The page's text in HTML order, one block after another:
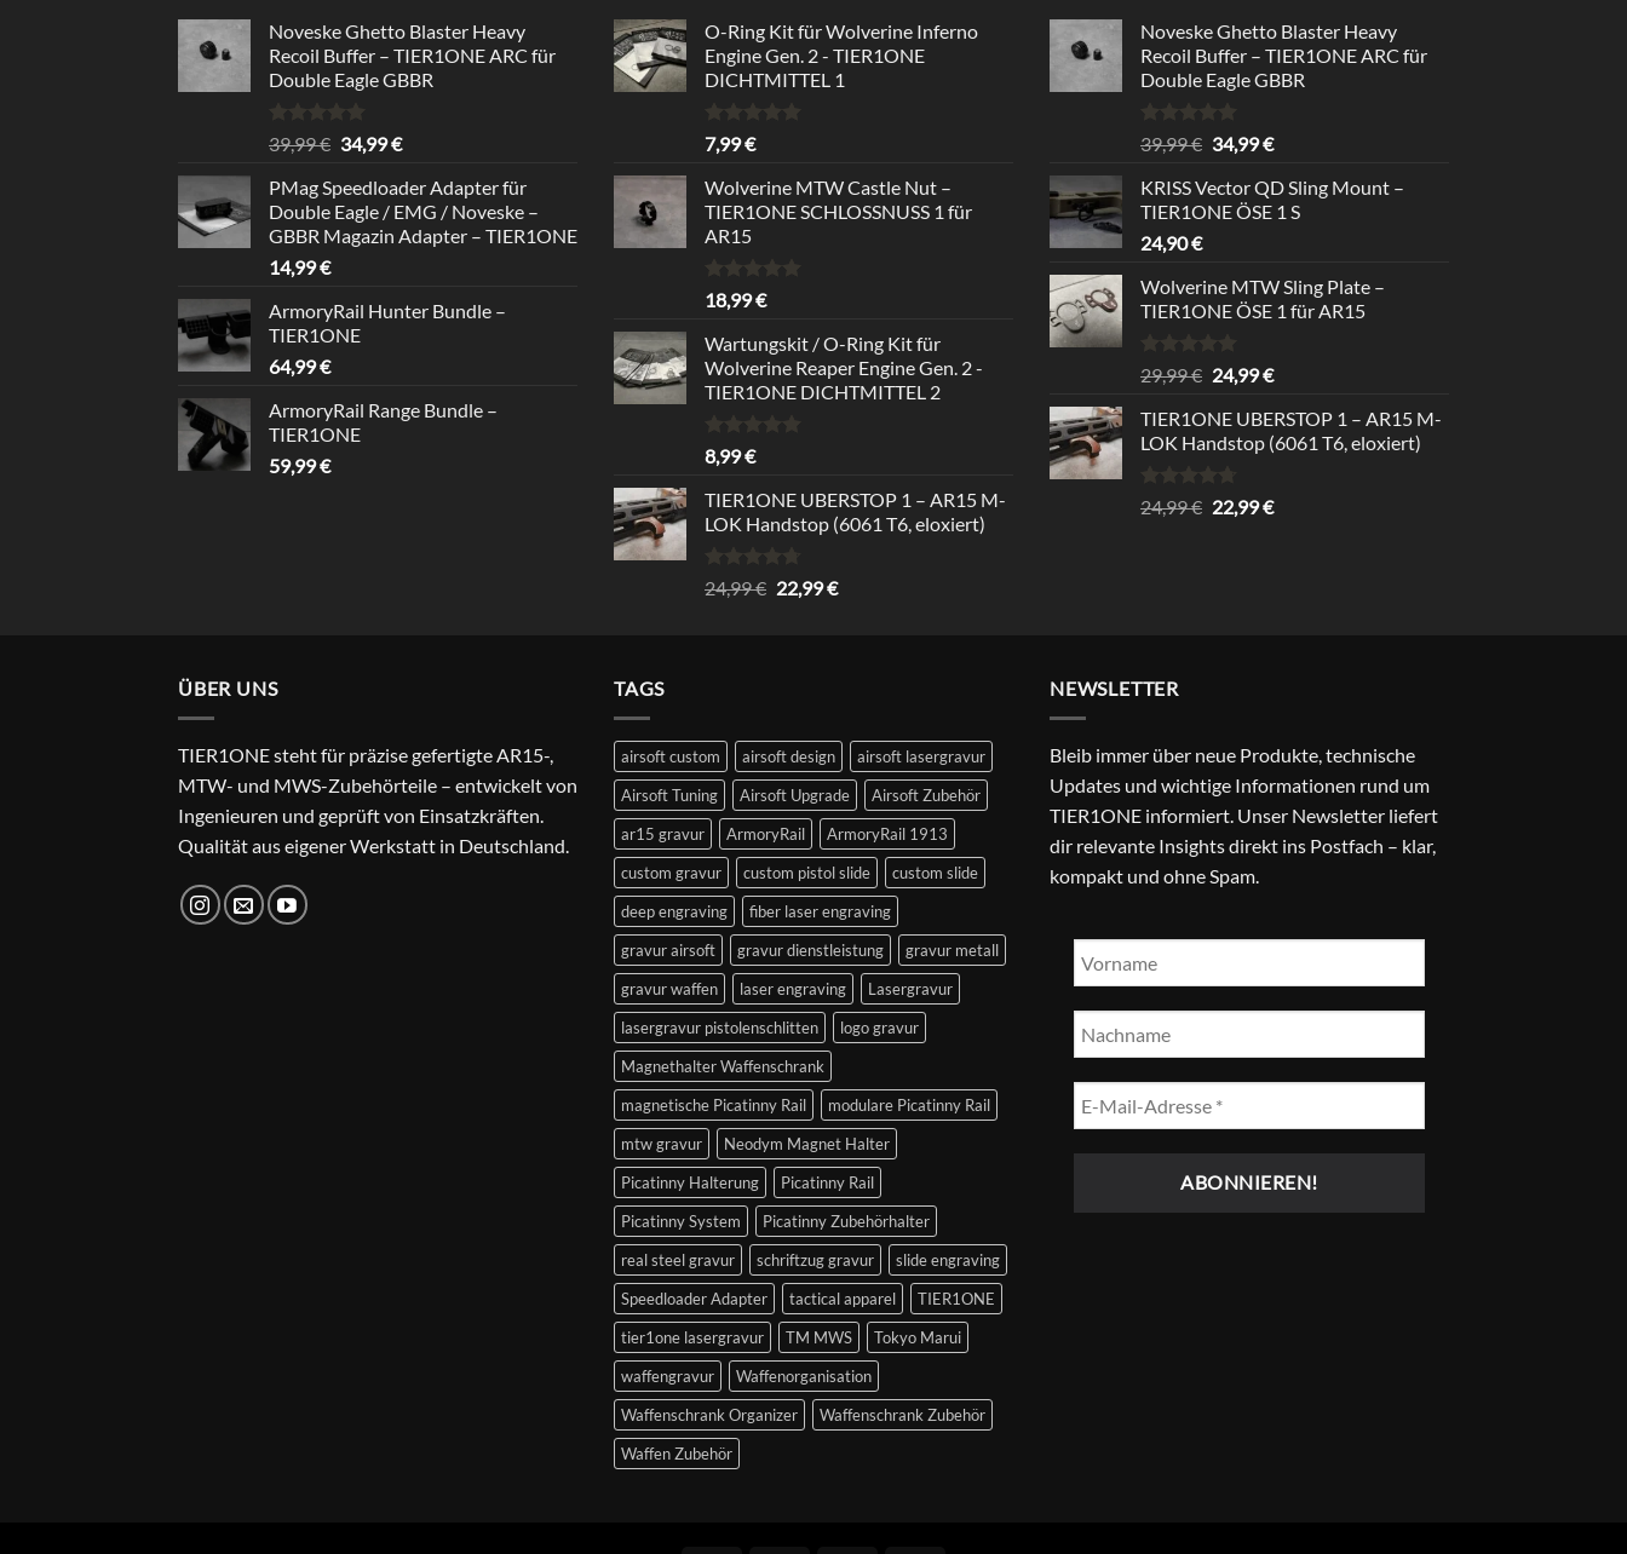
Noveske Ghetto Blaster Heavy
Recoil Buffer – TIER1ONE ARC für
Double Eagle GBBR
Bewertet
mit
von 5
39,99€ Ursprünglicher
war:
39,99 €
34,99€Aktueller
ist:
34,99 €.
PMag Speedloader Adapter für
Double Eagle / EMG / Noveske –
GBBR Magazin Adapter – TIER1ONE
14,99€
ArmoryRail Hunter Bundle –
TIER1ONE
64,99€
ArmoryRail Range Bundle –
TIER1ONE
59,99€
O-Ring Kit für Wolverine Inferno
Engine Gen. 2 - TIER1ONE
DICHTMITTEL 1
Bewertet
mit
von 5
7,99€
Wolverine MTW Castle Nut –
TIER1ONE SCHLOSSNUSS 1 für
AR15
Bewertet
mit
von 5
18,99€
Wartungskit / O-Ring Kit für
Wolverine Reaper Engine Gen. 2 -
TIER1ONE DICHTMITTEL 2
Bewertet
mit
von 5
8,99€
TIER1ONE UBERSTOP 1 – AR15 M-
LOK Handstop (6061 T6, eloxiert)
Bewertet
mit
24,99€ Ursprünglicher
22,99€Aktueller
Noveske Ghetto Blaster Heavy
Recoil Buffer – TIER1ONE ARC für
Double Eagle GBBR
Bewertet
mit
von 5
39,99€ Ursprünglicher
war:
39,99 €
34,99€Aktueller
ist:
34,99 €.
KRISS Vector QD Sling Mount –
TIER1ONE ÖSE 1 S
24,90€
Wolverine MTW Sling Plate –
TIER1ONE ÖSE 1 für AR15
Bewertet
mit
von 5
29,99€ Ursprünglicher
war:
29,99 €
24,99€Aktueller
ist:
24,99 €.
TIER1ONE UBERSTOP 1 – AR15 M-
LOK Handstop (6061 T6, eloxiert)
Bewertet
mit
24,99€ Ursprünglicher
22,99€Aktueller
ÜBER UNS
TIER1ONE steht für präzise gefertigte AR15-,
MTW- und MWS-Zubehörteile – entwickelt von
Ingenieuren und geprüft von Einsatzkräften.
Qualität aus eigener Werkstatt in Deutschland.
TAGS
airsoft custom airsoft design
airsoft lasergravur
Airsoft Tuning
Airsoft Upgrade
Airsoft Zubehör
ar15 gravur
ArmoryRail
ArmoryRail 1913
custom gravur
custom pistol slide
custom slide
deep engraving
fiber laser engraving
gravur airsoft
gravur dienstleistung
gravur metall
gravur waffen
laser engraving
Lasergravur
lasergravur pistolenschlitten
logo gravur
Magnethalter Waffenschrank
magnetische Picatinny Rail
modulare Picatinny Rail
mtw gravur
Neodym Magnet Halter
Picatinny Halterung
Picatinny Rail
Picatinny System
Picatinny Zubehörhalter
real steel gravur
schriftzug gravur
slide engraving
Speedloader Adapter
tactical apparel
TIER1ONE
tier1one lasergravur
TM MWS
Tokyo Marui
waffengravur
Waffenorganisation
Waffenschrank Organizer
Waffenschrank Zubehör
Waffen Zubehör
NEWSLETTER
Bleib immer über neue Produkte, technische
Updates und wichtige Informationen rund um
TIER1ONE informiert. Unser Newsletter liefert
dir relevante Insights direkt ins Postfach – klar,
kompakt und ohne Spam.